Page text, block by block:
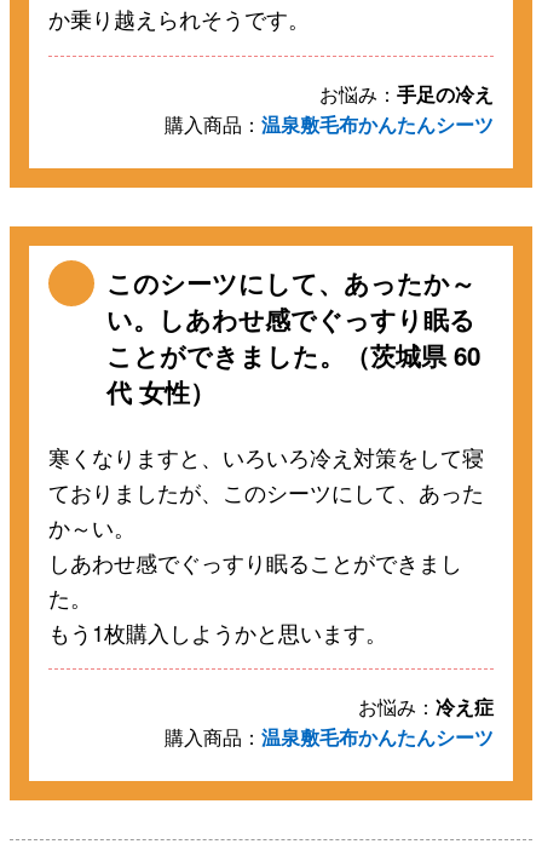
か乗り越えられそうです。
お悩み： 手足の冷え
購入商品： 温泉敷毛布かんたんシーツ
このシーツにして、あったか～
い。しあわせ感でぐっすり眠る
ことができました。（茨城県 60
代 女性）
寒くなりますと、いろいろ冷え対策をして寝
ておりましたが、このシーツにして、あった
か～い。
しあわせ感でぐっすり眠ることができまし
た。
もう1枚購入しようかと思います。
お悩み： 冷え症
購入商品： 温泉敷毛布かんたんシーツ